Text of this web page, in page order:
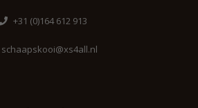
+31 (0)164 612 913
schaapskooi@xs4all.nl